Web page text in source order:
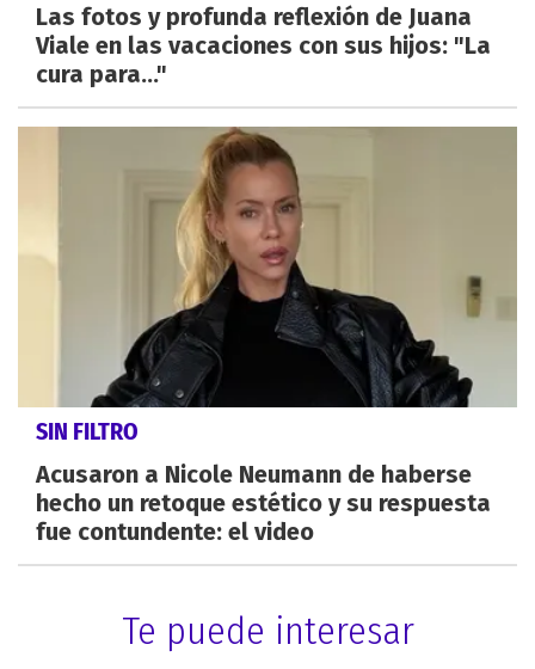
Las fotos y profunda reflexión de Juana
Viale en las vacaciones con sus hijos: "La
cura para..."
SIN FILTRO
Acusaron a Nicole Neumann de haberse
hecho un retoque estético y su respuesta
fue contundente: el video
Te puede interesar